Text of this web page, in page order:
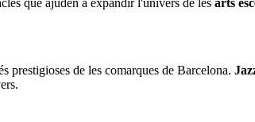
que ajuden a expandir l'univers de les arts
prestigioses de les comarques de Barcelona.